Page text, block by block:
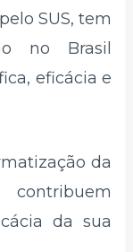
SUS, tem
no Brasil
eficácia e
da
contribuem
da sua